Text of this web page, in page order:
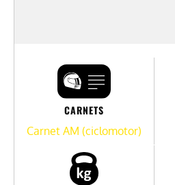
CARNETS
Carnet AM (ciclomotor)